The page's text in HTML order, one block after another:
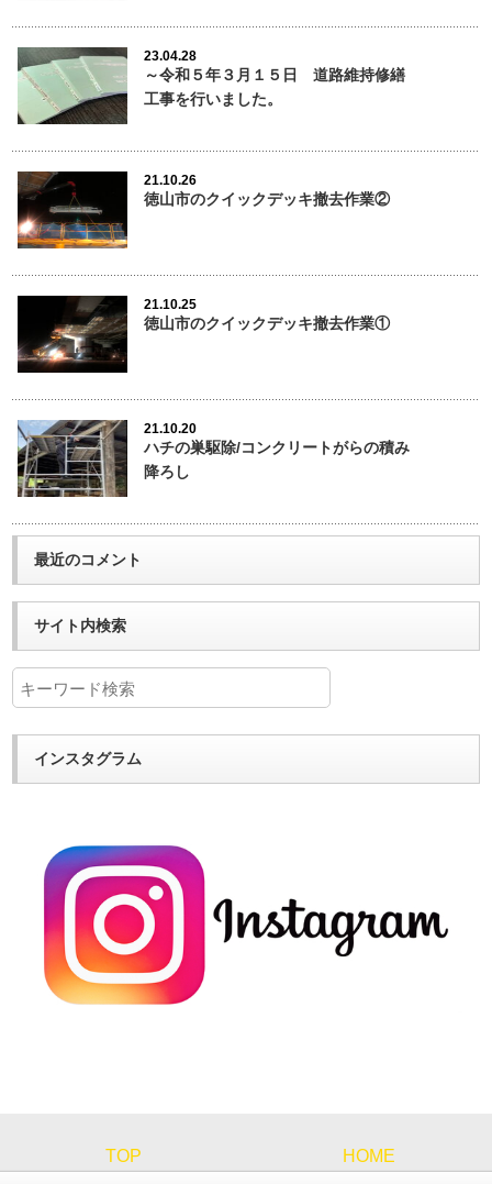
23.04.28
～令和５年３月１５日 道路維持修繕
工事を行いました。
21.10.26
徳山市のクイックデッキ撤去作業②
21.10.25
徳山市のクイックデッキ撤去作業①
21.10.20
ハチの巣駆除/コンクリートがらの積み
降ろし
最近のコメント
サイト内検索
インスタグラム
TOP HOME